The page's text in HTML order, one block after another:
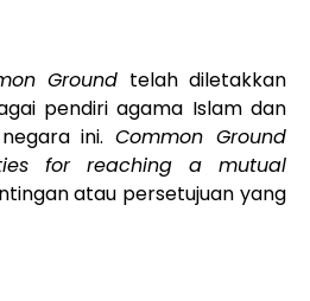
Ground telah diletakkan
pendiri agama Islam dan
negara ini.Common Ground
for reaching a mutual
atau persetujuan yang